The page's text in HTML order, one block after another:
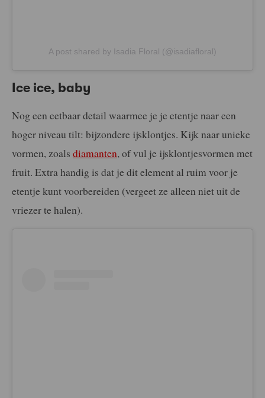
A post shared by Isadia Floral (@isadiafloral)
Ice ice, baby
Nog een eetbaar detail waarmee je je etentje naar een
hoger niveau tilt: bijzondere ijsklontjes. Kijk naar unieke
vormen, zoals diamanten, of vul je ijsklontjesvormen met
fruit. Extra handig is dat je dit element al ruim voor je
etentje kunt voorbereiden (vergeet ze alleen niet uit de
vriezer te halen).